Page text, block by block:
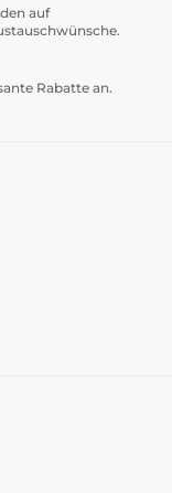
auf
Rabatte an.